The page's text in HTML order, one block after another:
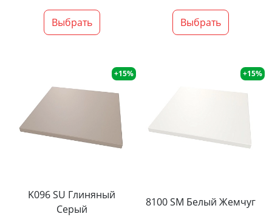
Выбрать Выбрать
+15%
K096 SU Глиняный
Серый
+15%
8100 SM Белый Жемчуг